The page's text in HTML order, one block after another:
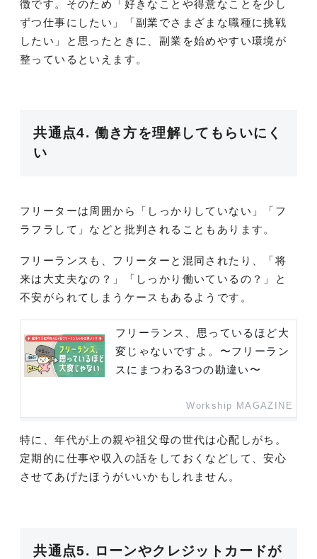
徴です。そのため「好きなことや得意なことを少し
ずつ仕事にしたい」「副業でさまざまな職種に挑戦
したい」と思ったときに、副業を始めやすい環境が
整っているといえます。
共通点4. 働き方を理解してもらいにく
い
フリーターは周囲から「しっかりしていない」「フ
ラフラして」などと批判されることもあります。
フリーランスも、フリーターと混同されたり、「将
来は大丈夫なの？」「しっかり働いているの？」と
不安がられてしまうケースもあるようです。
フリーランス、思っているほど大
変じゃないですよ。〜フリーラン
スにまつわる3つの勘違い〜
Workship MAGAZINE
特に、年代が上の親や祖父母の世代は心配しがち。
定期的に仕事や収入の話をしておくなどして、安心
させてあげたほうがいいかもしれません。
共通点5. ローンやクレジットカードが